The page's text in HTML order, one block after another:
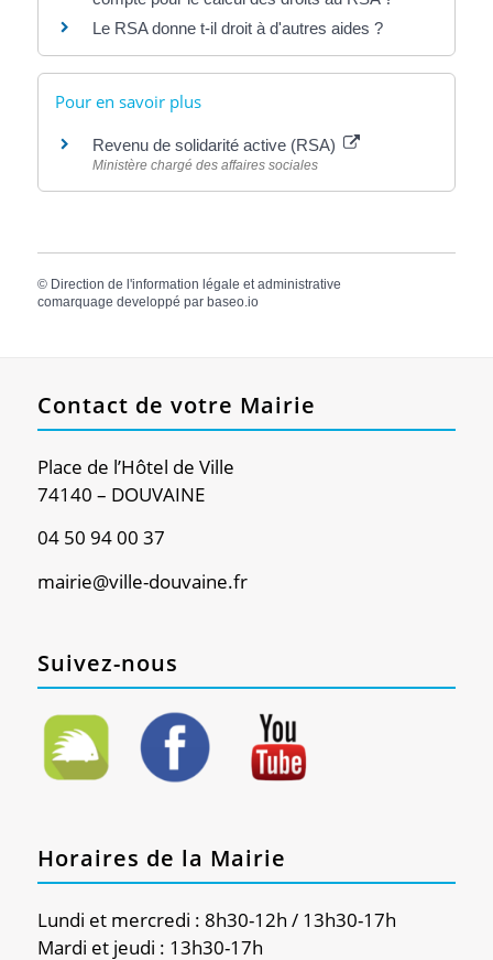
Le RSA donne t-il droit à d'autres aides ?
Pour en savoir plus
Revenu de solidarité active (RSA)
Ministère chargé des affaires sociales
© Direction de l'information légale et administrative
comarquage developpé par baseo.io
Contact de votre Mairie
Place de l’Hôtel de Ville
74140 – DOUVAINE
04 50 94 00 37
mairie@ville-douvaine.fr
Suivez-nous
Horaires de la Mairie
Lundi et mercredi : 8h30-12h / 13h30-17h
Mardi et jeudi : 13h30-17h